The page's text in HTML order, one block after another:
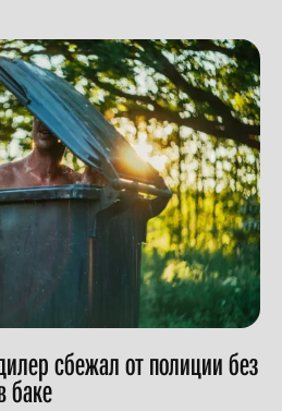
сбежал от полиции без
баке